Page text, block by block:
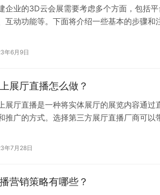
企业的3D云会展需要考虑多个方面，包括
互动功能等。下面将介绍一些基本的步骤和
年6月9日
展厅直播怎么做？
展厅直播是一种将实体展厅的展览内容通过
推广的方式。选择第三方展厅直播厂商可以
推荐的选择。
年7月28日
营销策略有哪些？